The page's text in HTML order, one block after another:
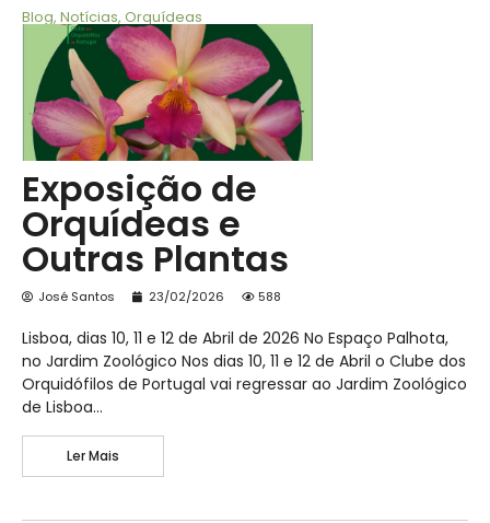
Blog, Notícias, Orquídeas
Exposição de
Orquídeas e
Outras Plantas
José Santos 23/02/2026 588
Lisboa, dias 10, 11 e 12 de Abril de 2026 No Espaço Palhota,
no Jardim Zoológico Nos dias 10, 11 e 12 de Abril o Clube dos
Orquidófilos de Portugal vai regressar ao Jardim Zoológico
de Lisboa…
Ler Mais